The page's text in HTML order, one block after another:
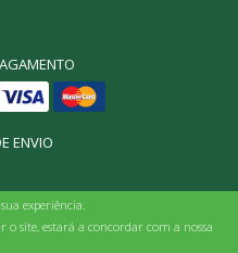
ENVIO
reservados 2025
experiência.
site, estará a concordar com a nossa